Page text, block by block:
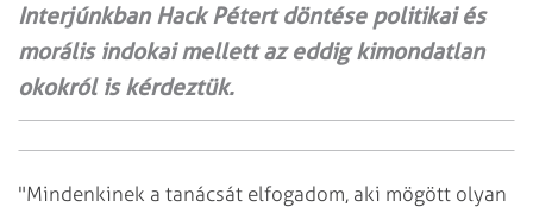
Interjúnkban Hack Pétert döntése politikai és
morális indokai mellett az eddig kimondatlan
okokról is kérdeztük.
"Mindenkinek a tanácsát elfogadom, aki mögött olyan